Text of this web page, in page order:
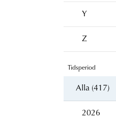
Y
Z
Tidsperiod
Alla (417)
2026